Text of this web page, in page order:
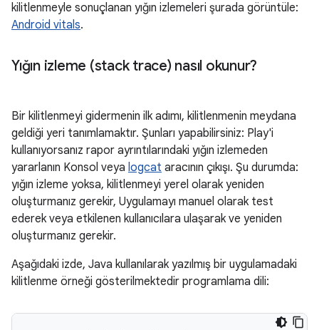
kilitlenmeyle sonuçlanan yığın izlemeleri şurada görüntüle:
Android vitals.
Yığın izleme (stack trace) nasıl okunur?
Bir kilitlenmeyi gidermenin ilk adımı, kilitlenmenin meydana
geldiği yeri tanımlamaktır. Şunları yapabilirsiniz: Play'i
kullanıyorsanız rapor ayrıntılarındaki yığın izlemeden
yararlanın Konsol veya logcat aracının çıkışı. Şu durumda:
yığın izleme yoksa, kilitlenmeyi yerel olarak yeniden
oluşturmanız gerekir, Uygulamayı manuel olarak test
ederek veya etkilenen kullanıcılara ulaşarak ve yeniden
oluşturmanız gerekir.
Aşağıdaki izde, Java kullanılarak yazılmış bir uygulamadaki
kilitlenme örneği gösterilmektedir programlama dili: